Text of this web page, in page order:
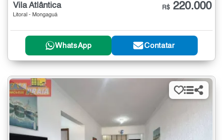
Vila Atlântica
Litoral - Mongaguá
R$ 220.000
WhatsApp Contatar